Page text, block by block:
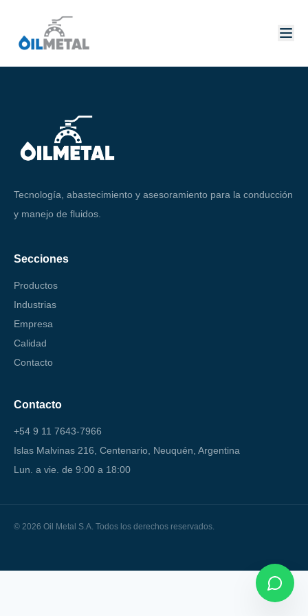
Tecnología, abastecimiento y asesoramiento para la conducción
y manejo de fluidos.
Secciones
Productos
Industrias
Empresa
Calidad
Contacto
Contacto
+54 9 11 7643-7966
Islas Malvinas 216, Centenario, Neuquén, Argentina
Lun. a vie. de 9:00 a 18:00
© 2026 Oil Metal S.A. Todos los derechos reservados.